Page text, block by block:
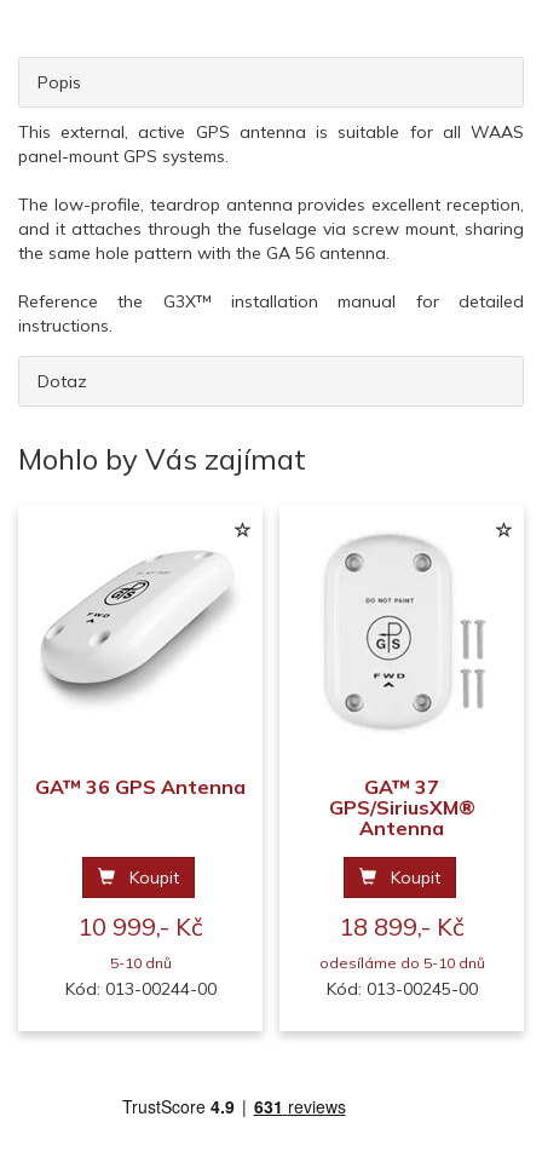
Popis
This external, active GPS antenna is suitable for all WAAS
panel-mount GPS systems.
The low-profile, teardrop antenna provides excellent reception,
and it attaches through the fuselage via screw mount, sharing
the same hole pattern with the GA 56 antenna.
Reference the G3X™ installation manual for detailed
instructions.
Dotaz
Mohlo by Vás zajímat
GA™ 36 GPS Antenna
Koupit
10 999,- Kč
5-10 dnů
Kód: 013-00244-00
GA™ 37
GPS/SiriusXM®
Antenna
Koupit
18 899,- Kč
odesíláme do 5-10 dnů
Kód: 013-00245-00